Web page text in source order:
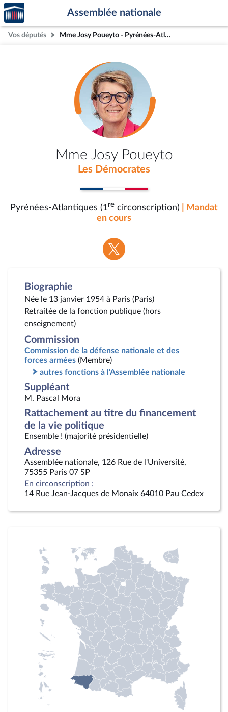
Aller au contenu
Aller en bas de la page
Accèder
à la
page
d'accueil
Assemblée nationale
Vos députés Mme Josy Poueyto - Pyrénées-Atlantiques (1re circonscription)
Mme Josy Poueyto
Les Démocrates
Pyrénées-Atlantiques (1re circonscription)
| Mandat
en cours
Voir
la
Biographie
Née le 13 janvier 1954 à Paris (Paris)
Retraitée de la fonction publique (hors
enseignement)
Commission
Commission de la défense nationale et des
forces armées (Membre)
autres fonctions à l'Assemblée nationale
Suppléant
M. Pascal Mora
Rattachement au titre du financement
de la vie politique
Ensemble ! (majorité présidentielle)
Adresse
Assemblée nationale, 126 Rue de l'Université,
75355 Paris 07 SP
En circonscription :
14 Rue Jean-Jacques de Monaix 64010 Pau Cedex